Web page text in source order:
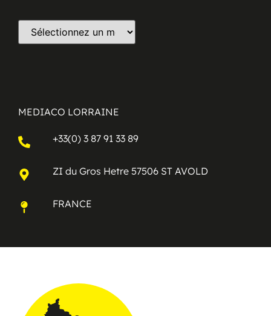
MEDIACO LORRAINE
+33(0) 3 87 91 33 89
ZI du Gros Hetre 57506 ST AVOLD
FRANCE